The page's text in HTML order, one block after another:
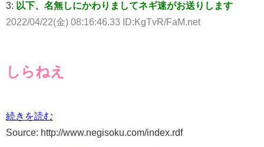
3: 以下、名無しにかわりましてネギ速がお送りします
2022/04/22(金) 08:16:46.33 ID:KgTvR/FaM.net
しらねえ
続きを読む
Source: http://www.negisoku.com/index.rdf